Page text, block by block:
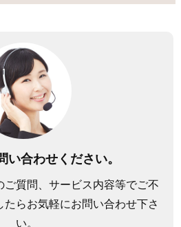
い合わせください。
ご質問、サービス内容等でご不
らお気軽にお問い合わせ下さ
い。